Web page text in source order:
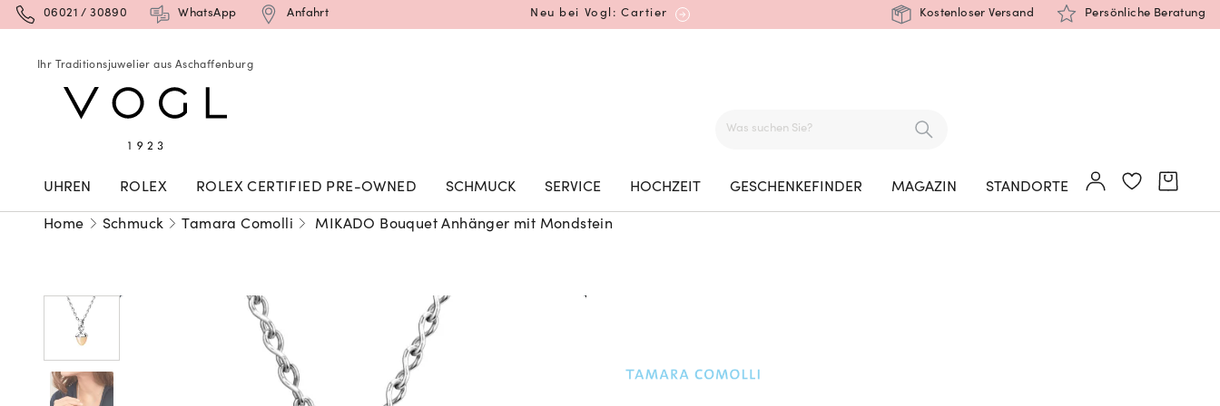
06021 / 30890 WhatsApp Anfahrt Neu bei Vogl: Cartier
Mehr erfahren: Ikonische Uhren von Cartier
Rolex Certified Pre-Owned entdecken
Kostenloser Versand Persönliche Beratung
Ihr Traditionsjuwelier aus Aschaffenburg
UHREN ROLEX ROLEX CERTIFIED PRE-OWNED SCHMUCK SERVICE HOCHZEIT GESCHENKEFINDER MAGAZIN STANDORTE
Home Schmuck Tamara Comolli MIKADO Bouquet Anhänger mit Mondstein